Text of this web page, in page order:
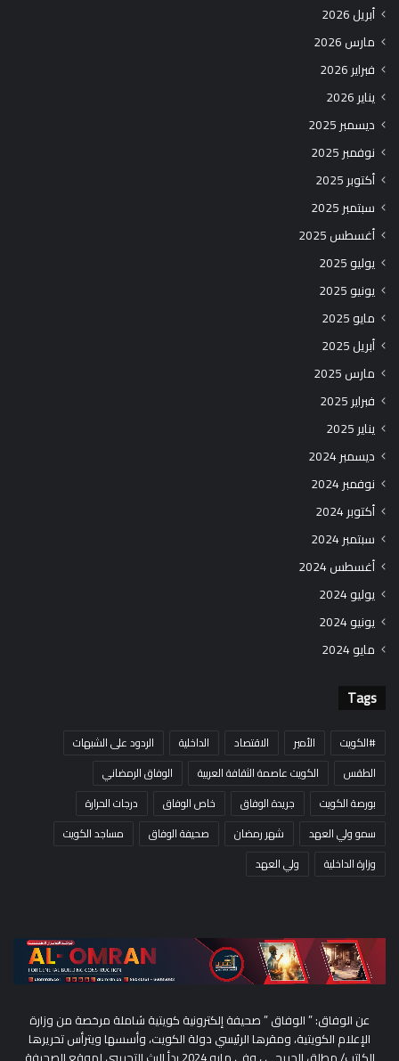
أبريل 2026
مارس 2026
فبراير 2026
يناير 2026
ديسمبر 2025
نوفمبر 2025
أكتوبر 2025
سبتمبر 2025
أغسطس 2025
يوليو 2025
يونيو 2025
مايو 2025
أبريل 2025
مارس 2025
فبراير 2025
يناير 2025
ديسمبر 2024
نوفمبر 2024
أكتوبر 2024
سبتمبر 2024
أغسطس 2024
يوليو 2024
يونيو 2024
مايو 2024
Tags
#الكويت الأمير الاقتصاد الداخلية
الردود على الشبهات
الطقس
الكويت عاصمة الثقافة العربية
الوفاق الرمضاني
بورصة الكويت
جريدة الوفاق خاص الوفاق
درجات الحرارة
سمو ولي العهد
شهر رمضان صحيفة الوفاق
مساجد الكويت
وزارة الداخلية
ولي العهد
عن الوفاق: ” الوفاق ” صحيفة إلكترونية كويتية شاملة مرخصة من وزارة
الإعلام الكويتية، ومقرها الرئيسي دولة الكويت، وأسسها ويترأس تحريرها